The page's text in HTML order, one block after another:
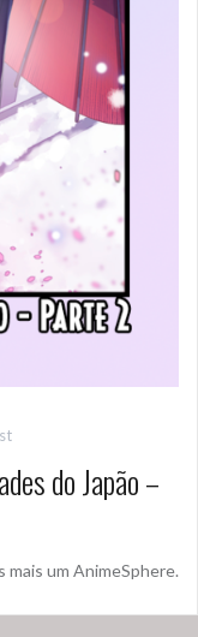
do Japão –
um AnimeSphere.